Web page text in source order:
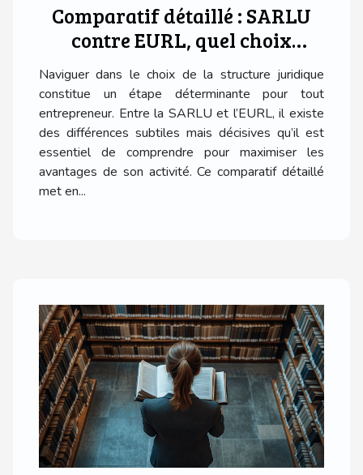
Comparatif détaillé : SARLU
contre EURL, quel choix
optimal pour les
entrepreneurs ?
Naviguer dans le choix de la structure juridique
constitue un étape déterminante pour tout
entrepreneur. Entre la SARLU et l’EURL, il existe
des différences subtiles mais décisives qu’il est
essentiel de comprendre pour maximiser les
avantages de son activité. Ce comparatif détaillé
met en...